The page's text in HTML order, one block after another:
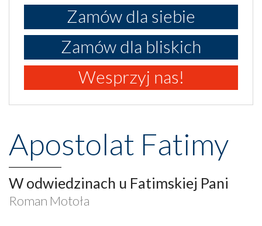
Zamów dla siebie
Zamów dla bliskich
Wesprzyj nas!
Apostolat Fatimy
W odwiedzinach u Fatimskiej Pani
Roman Motoła